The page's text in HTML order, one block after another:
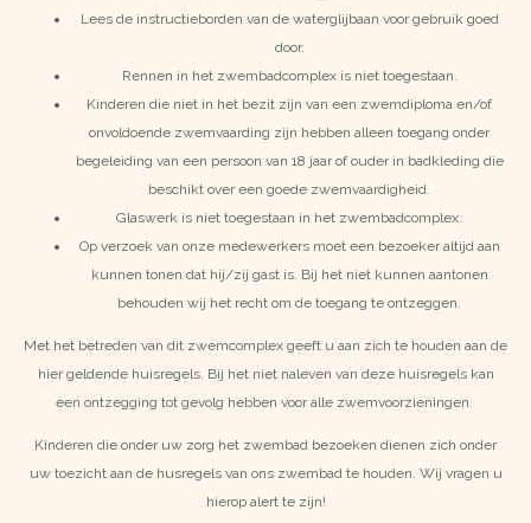
Lees de instructieborden van de waterglijbaan voor gebruik goed
door.
Rennen in het zwembadcomplex is niet toegestaan.
Kinderen die niet in het bezit zijn van een zwemdiploma en/of
onvoldoende zwemvaarding zijn hebben alleen toegang onder
begeleiding van een persoon van 18 jaar of ouder in badkleding die
beschikt over een goede zwemvaardigheid.
Glaswerk is niet toegestaan in het zwembadcomplex.
Op verzoek van onze medewerkers moet een bezoeker altijd aan
kunnen tonen dat hij/zij gast is. Bij het niet kunnen aantonen
behouden wij het recht om de toegang te ontzeggen.
Met het betreden van dit zwemcomplex geeft u aan zich te houden aan de
hier geldende huisregels. Bij het niet naleven van deze huisregels kan
een ontzegging tot gevolg hebben voor alle zwemvoorzieningen.
Kinderen die onder uw zorg het zwembad bezoeken dienen zich onder
uw toezicht aan de husregels van ons zwembad te houden. Wij vragen u
hierop alert te zijn!